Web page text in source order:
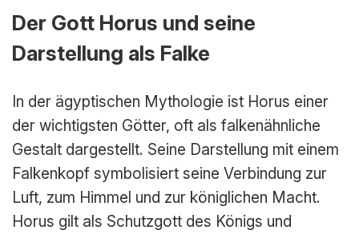
Der Gott Horus und seine
Darstellung als Falke
In der ägyptischen Mythologie ist Horus einer
der wichtigsten Götter, oft als falkenähnliche
Gestalt dargestellt. Seine Darstellung mit einem
Falkenkopf symbolisiert seine Verbindung zur
Luft, zum Himmel und zur königlichen Macht.
Horus gilt als Schutzgott des Königs und